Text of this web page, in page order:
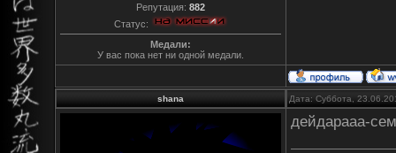
Репутация: 882
Статус:
Медали:
У вас пока нет ни одной медали.
shana Дата: Суббота,
дейдарааа-